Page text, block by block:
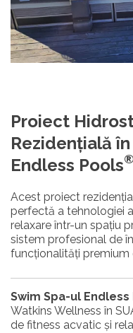
Proiect
Rezidențială
Endless Pools®
Acest proiect
perfectă a tehnologiei
relaxare într-un spațiu
sistem profesional de
funcționalități premium
Swim Spa-ul Endless
Watkins Wellness în
de fitness acvatic și